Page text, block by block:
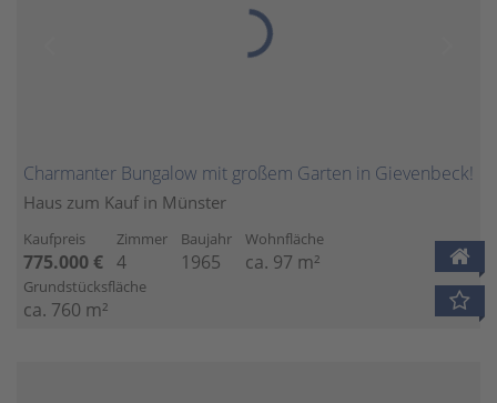
Charmanter Bungalow mit großem Garten in Gievenbeck!
Haus zum Kauf in Münster
Kaufpreis
775.000 €
Zimmer
4
Baujahr
1965
Wohnfläche
ca. 97 m²
Grundstücksfläche
ca. 760 m²